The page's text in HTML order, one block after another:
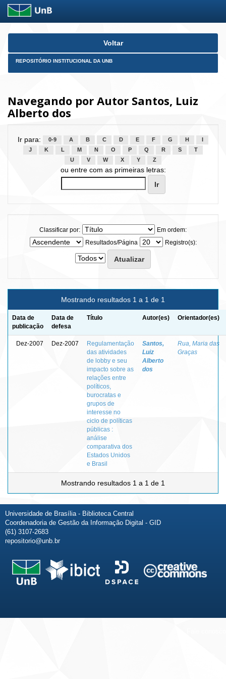
Skip
Voltar
REPOSITÓRIO INSTITUCIONAL DA UNB
Navegando por Autor Santos, Luiz
Alberto dos
Ir para: 0-9 A B C D E F G H
J
K L M N O P Q R S
T
U
V W X Y Z
ou entre com as primeiras letras:
Classificar por:
Em ordem:
Resultados/Página
Registro(s):
Mostrando resultados 1 a 1 de 1
Data de
publicação
Data de
defesa
Título Autor(es) Orientador(es)
Dez-2007 Dez-2007
Regulamentação
das atividades
de lobby e seu
impacto sobre as
relações entre
políticos,
burocratas e
grupos de
interesse no
ciclo de políticas
públicas :
análise
comparativa dos
Estados Unidos
e Brasil
Santos,
Luiz
Alberto
dos
Rua, Maria das
Graças
Mostrando resultados 1 a 1 de 1
Universidade de Brasília - Biblioteca Central
Coordenadoria de Gestão da Informação Digital - GID
(61) 3107-2683
repositorio@unb.br